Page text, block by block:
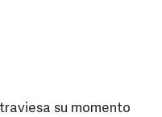
su momento